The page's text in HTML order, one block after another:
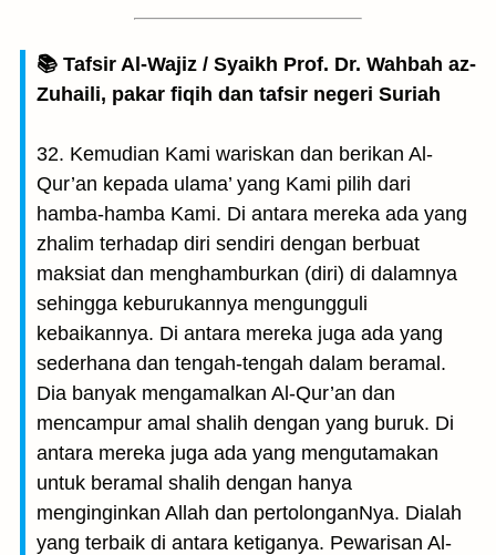
📚 Tafsir Al-Wajiz / Syaikh Prof. Dr. Wahbah az-
Zuhaili, pakar fiqih dan tafsir negeri Suriah
32. Kemudian Kami wariskan dan berikan Al-
Qur’an kepada ulama’ yang Kami pilih dari
hamba-hamba Kami. Di antara mereka ada yang
zhalim terhadap diri sendiri dengan berbuat
maksiat dan menghamburkan (diri) di dalamnya
sehingga keburukannya mengungguli
kebaikannya. Di antara mereka juga ada yang
sederhana dan tengah-tengah dalam beramal.
Dia banyak mengamalkan Al-Qur’an dan
mencampur amal shalih dengan yang buruk. Di
antara mereka juga ada yang mengutamakan
untuk beramal shalih dengan hanya
menginginkan Allah dan pertolonganNya. Dialah
yang terbaik di antara ketiganya. Pewarisan Al-